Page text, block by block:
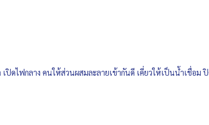
ดไฟกลาง คนให้ส่วนผสมละลายเข้ากันดี เคี่ยวให้เป็นน้ำเชื่อม